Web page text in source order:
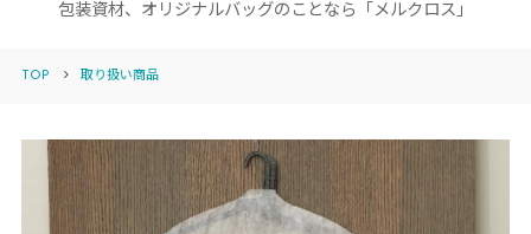
i
包装資材、オリジナルバッグのことなら「メルクロス」
TOP 取り扱い商品